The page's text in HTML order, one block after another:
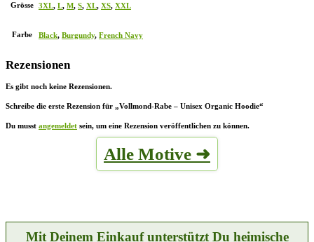
Grösse 3XL, L, M, S, XL, XS, XXL
Farbe Black, Burgundy, French Navy
Rezensionen
Es gibt noch keine Rezensionen.
Schreibe die erste Rezension für „Vollmond-Rabe – Unisex Organic Hoodie“
Du musst angemeldet sein, um eine Rezension veröffentlichen zu können.
Alle Motive ➜
Mit Deinem Einkauf unterstützt Du heimische